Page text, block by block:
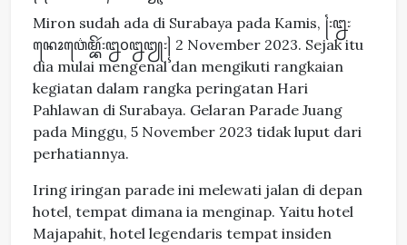
Miron sudah ada di Surabaya pada Kamis, ꧌꧇꧒꧇
ꦤꦺꦴꦮ꦳ꦺꦩ꧀ꦧꦼꦂ꧇꧒꧐꧒꧓꧇꧍ 2 November 2023. Sejak itu
dia mulai mengenal dan mengikuti rangkaian
kegiatan dalam rangka peringatan Hari
Pahlawan di Surabaya. Gelaran Parade Juang
pada Minggu, 5 November 2023 tidak luput dari
perhatiannya.
Iring iringan parade ini melewati jalan di depan
hotel, tempat dimana ia menginap. Yaitu hotel
Majapahit, hotel legendaris tempat insiden